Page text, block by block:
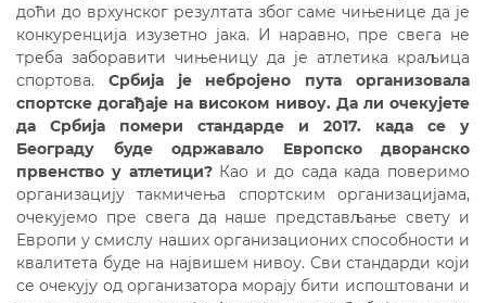
доћи до врхунског резултата због саме чињенице да је
конкуренција изузетно јака. И наравно, пре свега не
треба заборавити чињеницу да је атлетика краљица
спортова. Србија је небројено пута организовала
спортске догађаје на високом нивоу. Да ли очекујете
да Србија помери стандарде и 2017. када се у
Београду буде одржавало Европско дворанско
првенство у атлетици?Као и до сада када поверимо
организацију такмичења спортским организацијама,
очекујемо пре свега да наше представљање свету и
Европи у смислу наших организационих способности и
квалитета буде на највишем нивоу. Сви стандарди који
се очекују од организатора морају бити испоштовани и